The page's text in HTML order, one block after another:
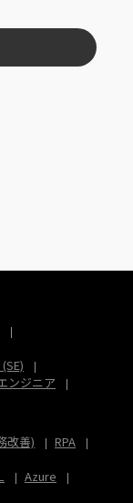
ンジニア
改善)
RPA
Azure